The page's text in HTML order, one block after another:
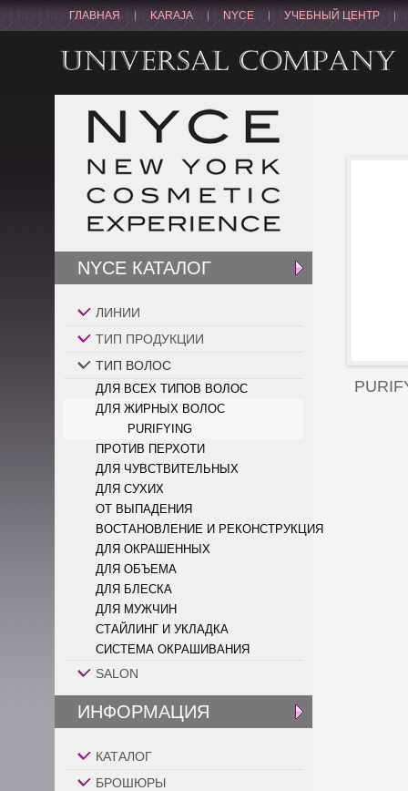
ГЛАВНАЯ KARAJA NYCE УЧЕБНЫЙ ЦЕНТР
NYCE КАТАЛОГ
ЛИНИИ
ТИП ПРОДУКЦИИ
ТИП ВОЛОС
ДЛЯ ВСЕХ ТИПОВ ВОЛОС
ДЛЯ ЖИРНЫХ ВОЛОС
PURIFYING
ПРОТИВ ПЕРХОТИ
ДЛЯ ЧУВСТВИТЕЛЬНЫХ
ДЛЯ СУХИХ
ОТ ВЫПАДЕНИЯ
ВОСТАНОВЛЕНИЕ И РЕКОНСТРУКЦИЯ
ДЛЯ ОКРАШЕННЫХ
ДЛЯ ОБЪЕМА
ДЛЯ БЛЕСКА
ДЛЯ МУЖЧИН
СТАЙЛИНГ И УКЛАДКА
СИСТЕМА ОКРАШИВАНИЯ
SALON
ИНФОРМАЦИЯ
КАТАЛОГ
БРОШЮРЫ